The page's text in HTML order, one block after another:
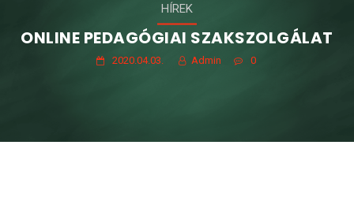
HÍREK
ONLINE PEDAGÓGIAI SZAKSZOLGÁLAT
2020.04.03. Admin 0